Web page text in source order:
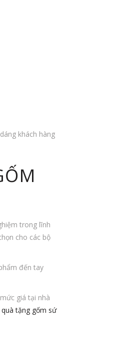
khách hàng
trong lĩnh
cho các bộ
đến tay
giá tại nhà
quà tặng gốm sứ